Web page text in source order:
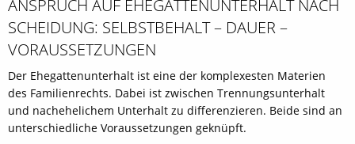
ANSPRUCH AUF EHEGATTENUNTERHALT NACH
SCHEIDUNG: SELBSTBEHALT – DAUER –
VORAUSSETZUNGEN
Der Ehegattenunterhalt ist eine der komplexesten Materien
des Familienrechts. Dabei ist zwischen Trennungsunterhalt
und nachehelichem Unterhalt zu differenzieren. Beide sind an
unterschiedliche Voraussetzungen geknüpft.